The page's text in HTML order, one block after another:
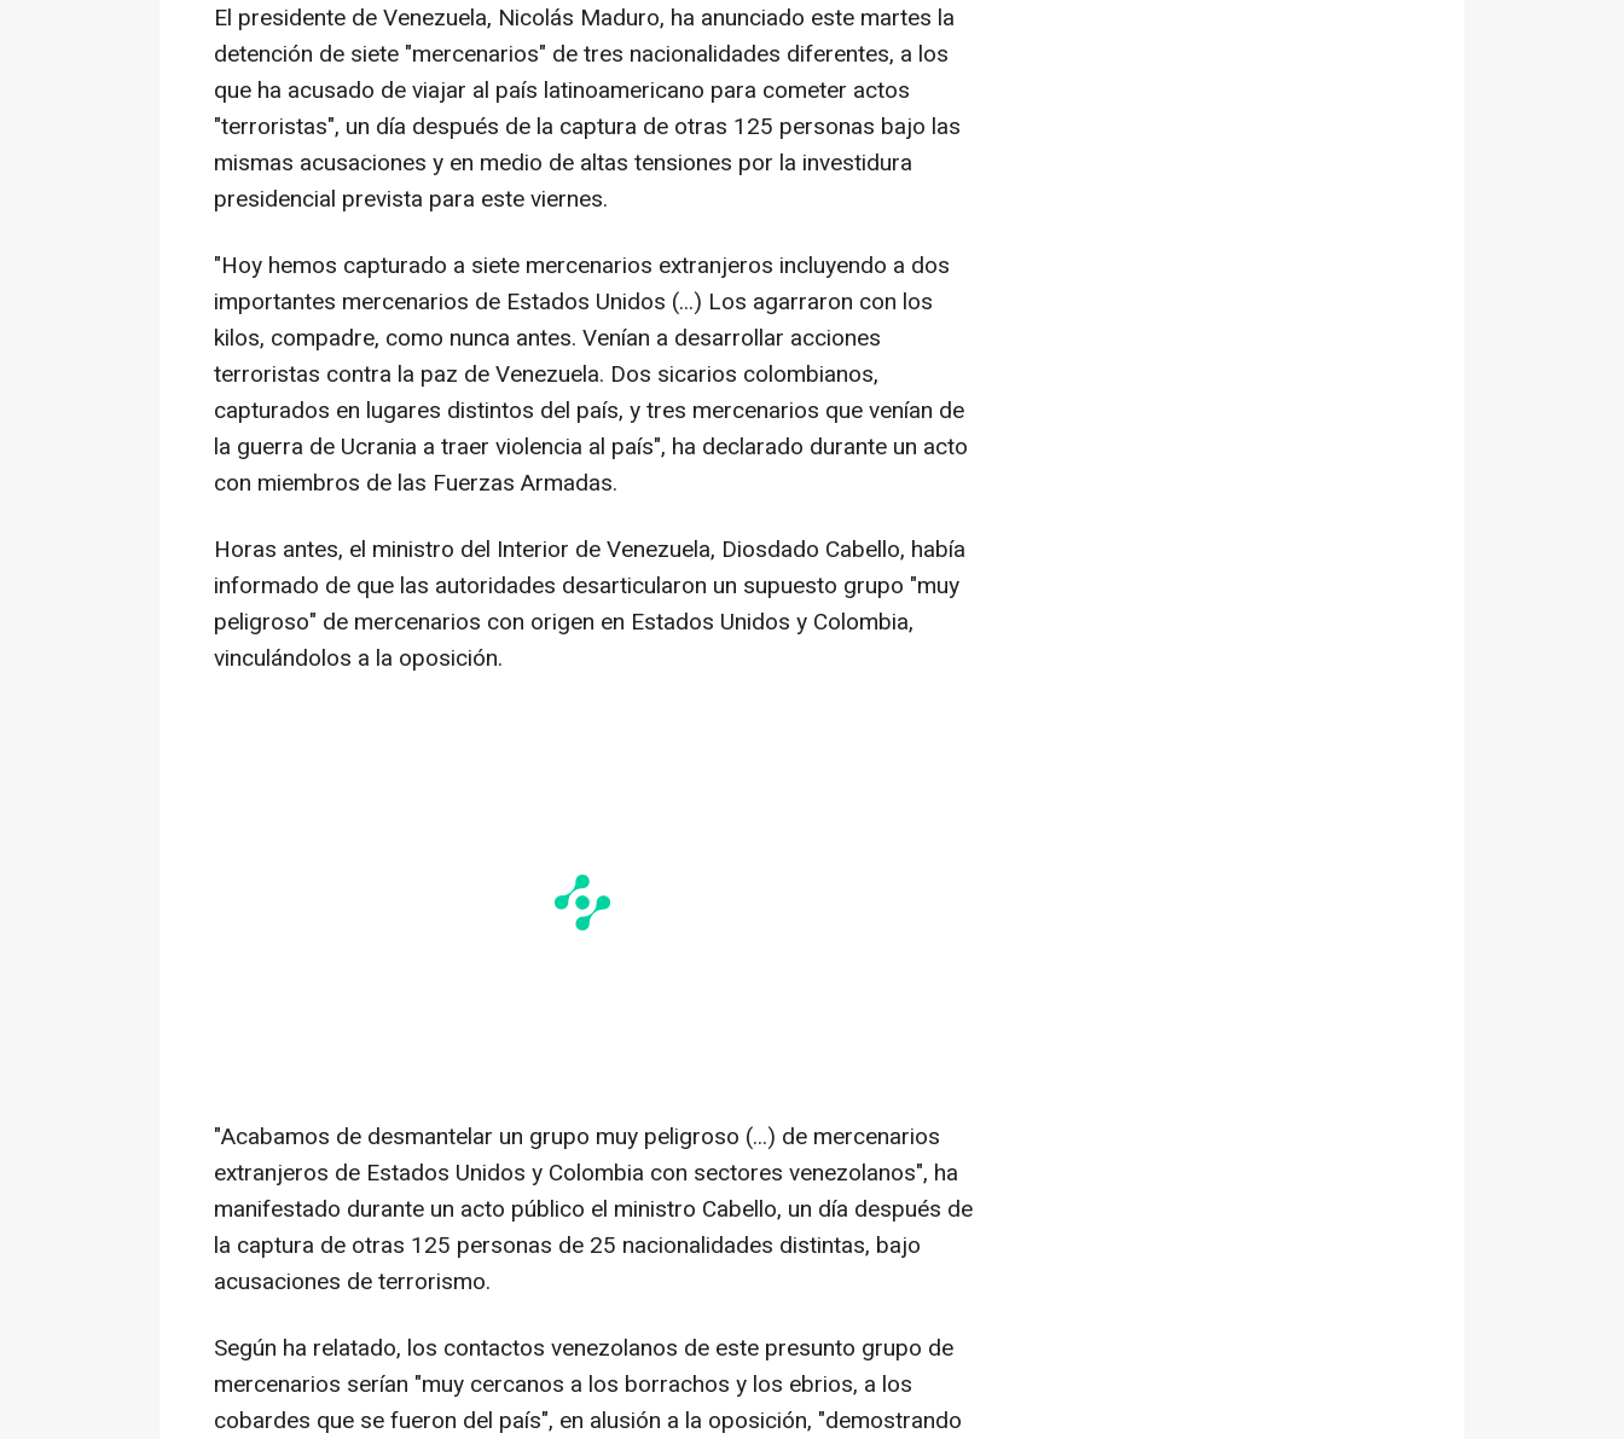
El presidente de Venezuela, Nicolás Maduro, ha anunciado este martes la
detención de siete "mercenarios" de tres nacionalidades diferentes, a los
que ha acusado de viajar al país latinoamericano para cometer actos
"terroristas", un día después de la captura de otras 125 personas bajo las
mismas acusaciones y en medio de altas tensiones por la investidura
presidencial prevista para este viernes.
"Hoy hemos capturado a siete mercenarios extranjeros incluyendo a dos
importantes mercenarios de Estados Unidos (...) Los agarraron con los
kilos, compadre, como nunca antes. Venían a desarrollar acciones
terroristas contra la paz de Venezuela. Dos sicarios colombianos,
capturados en lugares distintos del país, y tres mercenarios que venían de
la guerra de Ucrania a traer violencia al país", ha declarado durante un acto
con miembros de las Fuerzas Armadas.
Horas antes, el ministro del Interior de Venezuela, Diosdado Cabello, había
informado de que las autoridades desarticularon un supuesto grupo "muy
peligroso" de mercenarios con origen en Estados Unidos y Colombia,
vinculándolos a la oposición.
"Acabamos de desmantelar un grupo muy peligroso (...) de mercenarios
extranjeros de Estados Unidos y Colombia con sectores venezolanos", ha
manifestado durante un acto público el ministro Cabello, un día después de
la captura de otras 125 personas de 25 nacionalidades distintas, bajo
acusaciones de terrorismo.
Según ha relatado, los contactos venezolanos de este presunto grupo de
mercenarios serían "muy cercanos a los borrachos y los ebrios, a los
cobardes que se fueron del país", en alusión a la oposición, "demostrando